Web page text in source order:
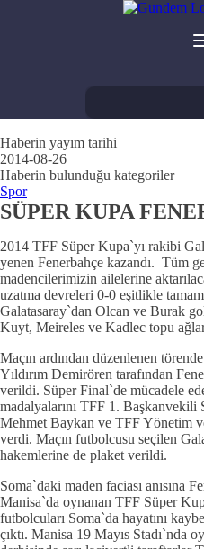
Haberin yayım tarihi
2014-08-26
Haberin bulunduğu kategoriler
Spor
SÜPER KUPA
2014 TFF Süper Kupa`yı rakibi
yenen Fenerbahçe kazandı. Tüm
madencilerimizin ailelerine
uzatma devreleri 0-0 eşitlikle
Galatasaray`dan Olcan ve Burak
Kuyt, Meireles ve Kadlec topu
Maçın ardından düzenlenen
Yıldırım Demirören tarafından
verildi. Süper Final`de mücadele
madalyalarını TFF 1. Başkanvekili
Mehmet Baykan ve TFF Yönetim
verdi. Maçın futbolcusu seçilen
hakemlerine de plaket verildi.
Soma`daki maden faciası anısına
Manisa`da oynanan TFF Süper
futbolcuları Soma`da hayatını
çıktı. Manisa 19 Mayıs Stadı`nda